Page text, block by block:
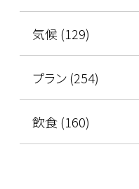
気候 (129)
プラン (254)
飲食 (160)